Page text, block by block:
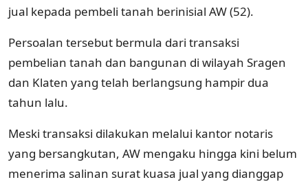
jual kepada pembeli tanah berinisial AW (52).
Persoalan tersebut bermula dari transaksi
pembelian tanah dan bangunan di wilayah Sragen
dan Klaten yang telah berlangsung hampir dua
tahun lalu.
Meski transaksi dilakukan melalui kantor notaris
yang bersangkutan, AW mengaku hingga kini belum
menerima salinan surat kuasa jual yang dianggap